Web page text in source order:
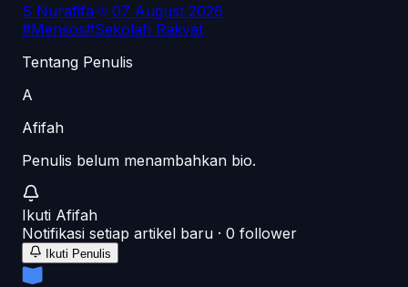
S Nurafifa·
07 August 2026
#Mensos#Sekolah Rakyat
Tentang Penulis
A
Afifah
Penulis belum menambahkan bio.
Ikuti Afifah
Notifikasi setiap artikel baru · 0 follower
Ikuti Penulis